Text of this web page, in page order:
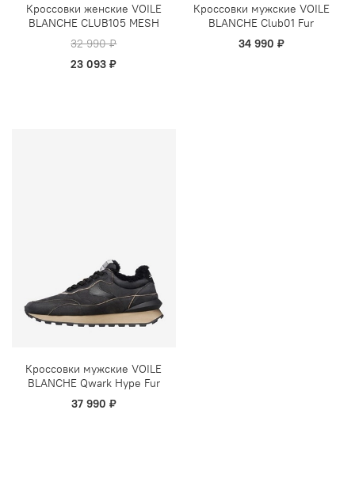
Кроссовки женские VOILE
BLANCHE CLUB105 MESH
32 990 ₽
23 093 ₽
Кроссовки мужские VOILE
BLANCHE Club01 Fur
34 990 ₽
Кроссовки мужские VOILE
BLANCHE Qwark Hype Fur
37 990 ₽